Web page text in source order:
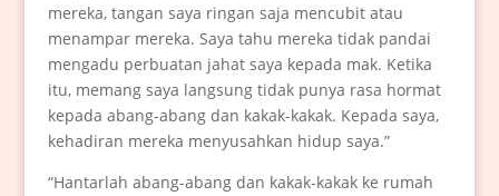
mereka, tangan saya ringan saja mencubit atau
menampar mereka. Saya tahu mereka tidak pandai
mengadu perbuatan jahat saya kepada mak. Ketika
itu, memang saya langsung tidak punya rasa hormat
kepada abang-abang dan kakak-kakak. Kepada saya,
kehadiran mereka menyusahkan hidup saya.”
“Hantarlah abang-abang dan kakak-kakak ke rumah